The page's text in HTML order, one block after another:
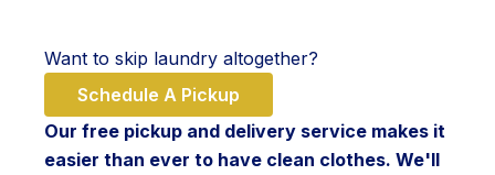
Want to skip laundry altogether?
Schedule A Pickup
Our free pickup and delivery service makes it
easier than ever to have clean clothes. We'll